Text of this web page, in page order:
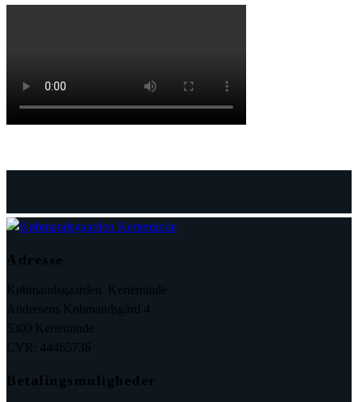
Adresse
Købmandsgaarden Kerteminde
Andresens Købmandsgård 4
5300 Kerteminde
CVR: 44465736
Betalingsmuligheder